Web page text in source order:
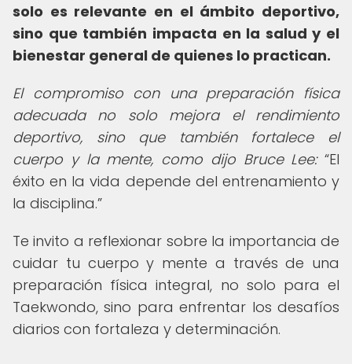
solo es relevante en el ámbito deportivo,
sino que también impacta en la salud y el
bienestar general de quienes lo practican.
El compromiso con una preparación física
adecuada no solo mejora el rendimiento
deportivo, sino que también fortalece el
cuerpo y la mente, como dijo Bruce Lee: El
éxito en la vida depende del entrenamiento y
la disciplina.
Te invito a reflexionar sobre la importancia de
cuidar tu cuerpo y mente a través de una
preparación física integral, no solo para el
Taekwondo, sino para enfrentar los desafíos
diarios con fortaleza y determinación.